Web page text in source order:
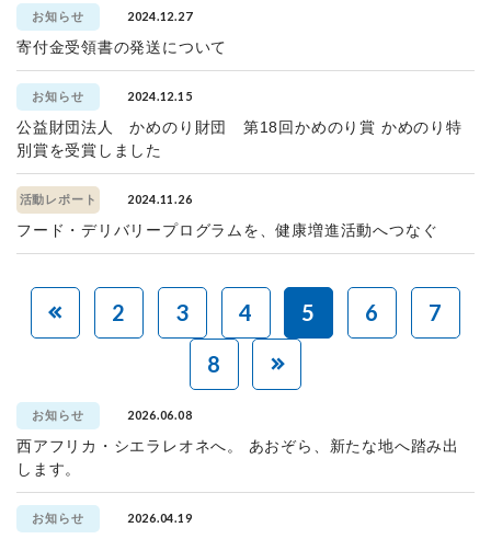
お知らせ 2024.12.27
寄付金受領書の発送について
お知らせ 2024.12.15
公益財団法人 かめのり財団 第18回かめのり賞 かめのり特
別賞を受賞しました
活動レポート 2024.11.26
フード・デリバリープログラムを、健康増進活動へつなぐ
2 3 4 5 6
7
8
お知らせ 2026.06.08
西アフリカ・シエラレオネへ。 あおぞら、新たな地へ踏み出
します。
お知らせ 2026.04.19